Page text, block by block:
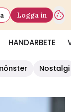
HANDARBETE
Logga in
Nostalgi